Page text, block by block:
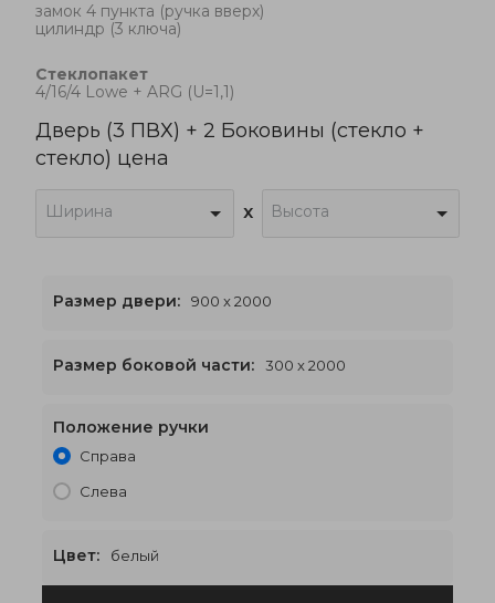
замок 4 пункта (ручка вверх)
цилиндр (3 ключа)
Стеклопакет
4/16/4 Lowe + ARG (U=1,1)
Дверь (3 ПВХ) + 2 Боковины (стекло +
стекло) цена
Ширина x Высота
1500 x 2000€561
Размер двери: 900 x 2000
Размер боковой части: 300 x 2000
Положение ручки
Справа
Слева
Цвет: белый